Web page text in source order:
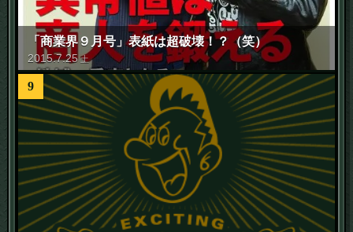
「商業界９月号」表紙は超破壊！？（笑）
2015.7.25 土
9